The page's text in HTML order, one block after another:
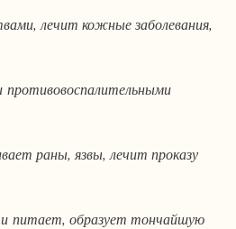
лечит кожные заболевания,
раны, язвы, лечит проказу
питает, образует тончайшую